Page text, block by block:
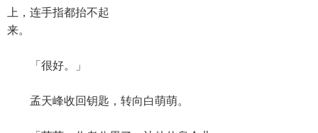
上，连手指都抬不起
来。
「很好。」
孟天峰收回钥匙，转向白萌萌。